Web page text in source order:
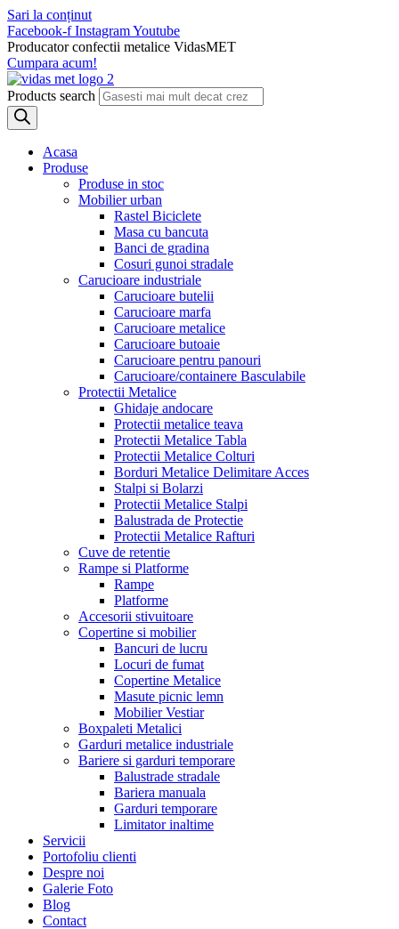
Sari la conținut
Facebook-f InstagramYoutube
Producator confectii metalice VidasMET
Cumpara acum!
Products search
Acasa
Produse
Produse in stoc
Mobilier urban
Rastel Biciclete
Masa cu bancuta
Banci de gradina
Cosuri gunoi stradale
Carucioare industriale
Carucioare butelii
Carucioare marfa
Carucioare metalice
Carucioare butoaie
Carucioare pentru panouri
Carucioare/containere Basculabile
Protectii Metalice
Ghidaje andocare
Protectii metalice teava
Protectii Metalice Tabla
Protectii Metalice Colturi
Borduri Metalice Delimitare Acces
Stalpi si Bolarzi
Protectii Metalice Stalpi
Balustrada de Protectie
Protectii Metalice Rafturi
Cuve de retentie
Rampe si Platforme
Rampe
Platforme
Accesorii stivuitoare
Copertine si mobilier
Bancuri de lucru
Locuri de fumat
Copertine Metalice
Masute picnic lemn
Mobilier Vestiar
Boxpaleti Metalici
Garduri metalice industriale
Bariere si garduri temporare
Balustrade stradale
Bariera manuala
Garduri temporare
Limitator inaltime
Servicii
Portofoliu clienti
Despre noi
Galerie Foto
Blog
Contact